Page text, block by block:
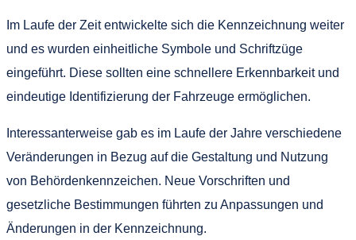
Im Laufe der Zeit entwickelte sich die Kennzeichnung weiter
und es wurden einheitliche Symbole und Schriftzüge
eingeführt. Diese sollten eine schnellere Erkennbarkeit und
eindeutige Identifizierung der Fahrzeuge ermöglichen.
Interessanterweise gab es im Laufe der Jahre verschiedene
Veränderungen in Bezug auf die Gestaltung und Nutzung
von Behördenkennzeichen. Neue Vorschriften und
gesetzliche Bestimmungen führten zu Anpassungen und
Änderungen in der Kennzeichnung.